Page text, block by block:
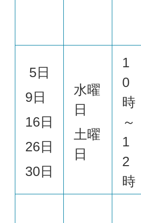
5日
9日
16日
26日
30日
水曜
日
土曜
日
1
0
時
～
1
2
時